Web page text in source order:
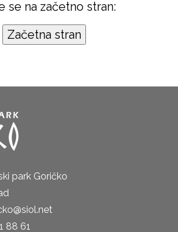
se na začetno stran:
park Goričko
88 61